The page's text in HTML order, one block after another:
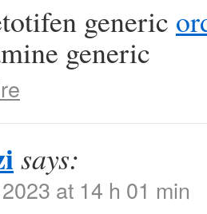
generic
generic
says:
at 14 h 01 min